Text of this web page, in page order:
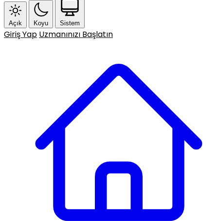
Açık Koyu Sistem
Giriş Yap Uzmanınızı Başlatın